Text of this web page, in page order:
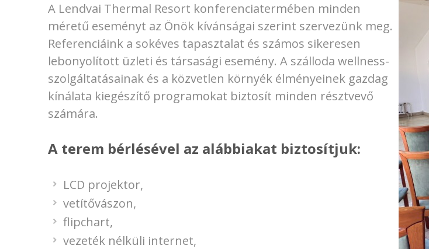
A Lendvai Thermal Resort konferenciatermében minden
méretű eseményt az Önök kívánságai szerint szervezünk meg.
Referenciáink a sokéves tapasztalat és számos sikeresen
lebonyolított üzleti és társasági esemény. A szálloda wellness-
szolgáltatásainak és a közvetlen környék élményeinek gazdag
kínálata kiegészítő programokat biztosít minden résztvevő
számára.
A terem bérlésével az alábbiakat biztosítjuk:
LCD projektor,
vetítővászon,
flipchart,
vezeték nélküli internet,